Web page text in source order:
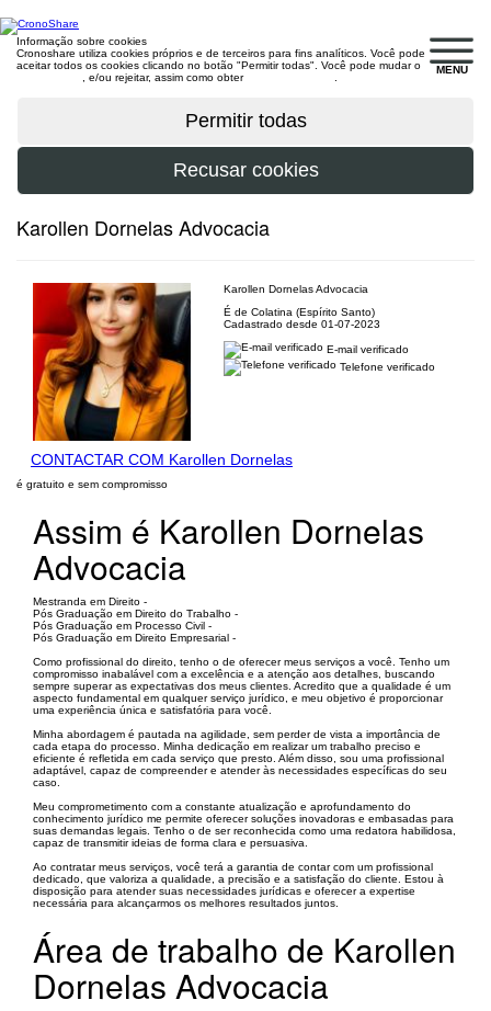
MENU
Informação sobre cookies
Cronoshare utiliza cookies próprios e de terceiros para fins analíticos. Você pode
aceitar todos os cookies clicando no botão "Permitir todas". Você pode mudar o
, e/ou rejeitar, assim como obter
Karollen Dornelas Advocacia
Karollen Dornelas Advocacia
É de Colatina (Espírito Santo)
Cadastrado desde 01-07-2023
E-mail verificado
Telefone verificado
CONTACTAR COM Karollen Dornelas
é gratuito e sem compromisso
Assim é Karollen Dornelas
Advocacia
Mestranda em Direito -
Pós Graduação em Direito do Trabalho -
Pós Graduação em Processo Civil -
Pós Graduação em Direito Empresarial -
Como profissional do direito, tenho o de oferecer meus serviços a você. Tenho um
compromisso inabalável com a excelência e a atenção aos detalhes, buscando
sempre superar as expectativas dos meus clientes. Acredito que a qualidade é um
aspecto fundamental em qualquer serviço jurídico, e meu objetivo é proporcionar
uma experiência única e satisfatória para você.
Minha abordagem é pautada na agilidade, sem perder de vista a importância de
cada etapa do processo. Minha dedicação em realizar um trabalho preciso e
eficiente é refletida em cada serviço que presto. Além disso, sou uma profissional
adaptável, capaz de compreender e atender às necessidades específicas do seu
caso.
Meu comprometimento com a constante atualização e aprofundamento do
conhecimento jurídico me permite oferecer soluções inovadoras e embasadas para
suas demandas legais. Tenho o de ser reconhecida como uma redatora habilidosa,
capaz de transmitir ideias de forma clara e persuasiva.
Ao contratar meus serviços, você terá a garantia de contar com um profissional
dedicado, que valoriza a qualidade, a precisão e a satisfação do cliente. Estou à
disposição para atender suas necessidades jurídicas e oferecer a expertise
necessária para alcançarmos os melhores resultados juntos.
Área de trabalho de Karollen
Dornelas Advocacia